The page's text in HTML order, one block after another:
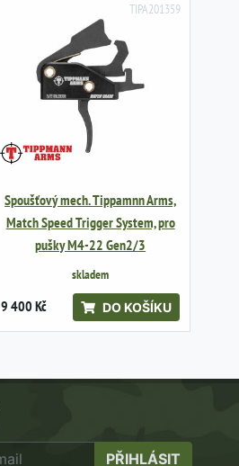
TIPA201359
Spoušťový mech. Tippamnn Arms,
Match Speed Trigger System, pro
pušky M4-22 Gen2/3
skladem
9 400 Kč DO KOŠÍKU
PŘIHLÁSIT